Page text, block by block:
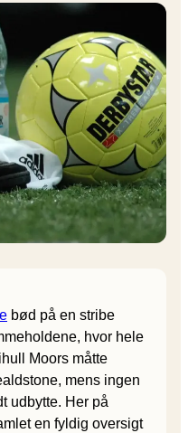
bød på en stribe
hvor hele
Moors måtte
mens ingen
udbytte. Her på
en fyldig oversigt